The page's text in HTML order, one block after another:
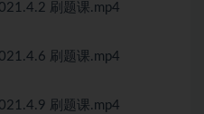
刷题课.mp4
刷题课.mp4
刷题课.mp4